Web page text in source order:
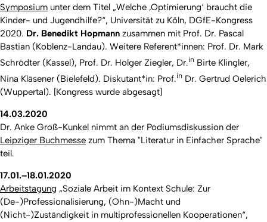
Symposium unter dem Titel „Welche ‚Optimierung‘ braucht die
Kinder- und Jugendhilfe?“, Universität zu Köln, DGfE-Kongress
2020. Dr. Benedikt Hopmann zusammen mit Prof. Dr. Pascal
Bastian (Koblenz-Landau). Weitere Referent*innen: Prof. Dr. Mark
Schrödter (Kassel), Prof. Dr. Holger Ziegler, Dr.in Birte Klingler,
Nina Kläsener (Bielefeld). Diskutant*in: Prof.in Dr. Gertrud Oelerich
(Wuppertal). [Kongress wurde abgesagt]
14.03.2020
Dr. Anke Groß-Kunkel nimmt an der Podiumsdiskussion der
Leipziger Buchmesse zum Thema "Literatur in Einfacher Sprache"
teil.
17.01.–18.01.2020
Arbeitstagung „Soziale Arbeit im Kontext Schule: Zur
(De-)Professionalisierung, (Ohn-)Macht und
(Nicht-)Zuständigkeit in multiprofessionellen Kooperationen“,